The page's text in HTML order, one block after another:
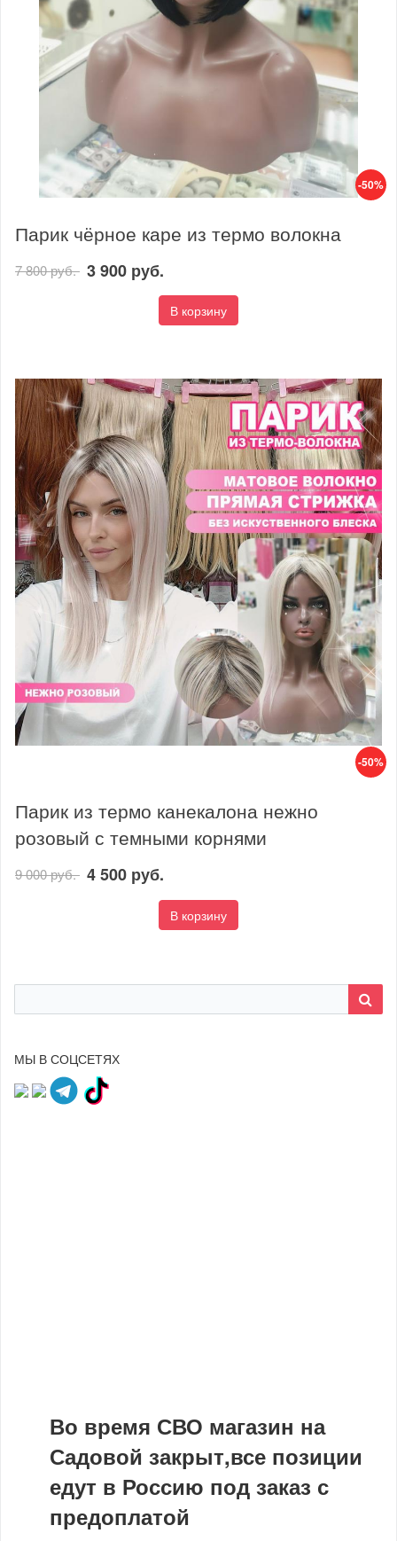
-50%
Парик чёрное каре из термо волокна
7 800 руб. 3 900 руб.
В корзину
-50%
Парик из термо канекалона нежно
розовый с темными корнями
9 000 руб. 4 500 руб.
В корзину
МЫ В СОЦСЕТЯХ
Во время СВО магазин на
Садовой закрыт,все позиции
едут в Россию под заказ с
предоплатой